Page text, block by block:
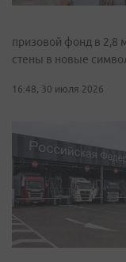
призовой фонд в 2,8
стены в новые
16:48, 30 июля 2026